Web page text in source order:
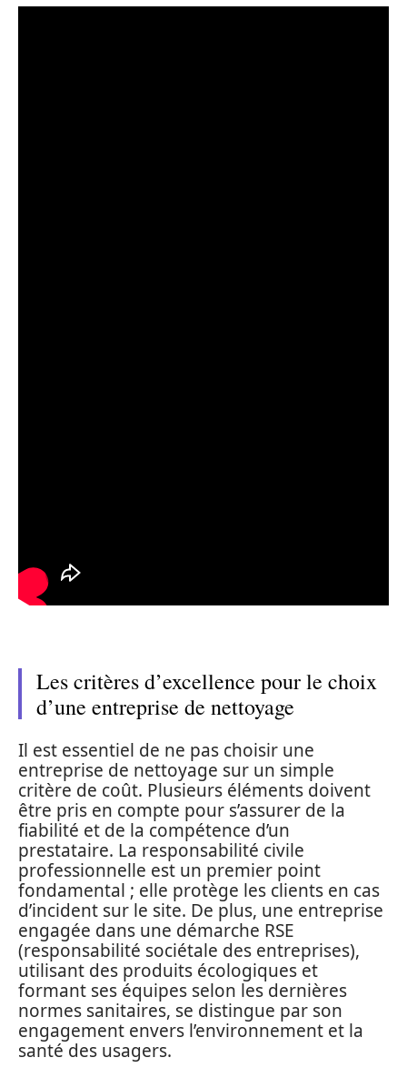
Les critères d’excellence pour le choix
d’une entreprise de nettoyage
Il est essentiel de ne pas choisir une
entreprise de nettoyage sur un simple
critère de coût. Plusieurs éléments doivent
être pris en compte pour s’assurer de la
fiabilité et de la compétence d’un
prestataire. La responsabilité civile
professionnelle est un premier point
fondamental ; elle protège les clients en cas
d’incident sur le site. De plus, une entreprise
engagée dans une démarche RSE
(responsabilité sociétale des entreprises),
utilisant des produits écologiques et
formant ses équipes selon les dernières
normes sanitaires, se distingue par son
engagement envers l’environnement et la
santé des usagers.